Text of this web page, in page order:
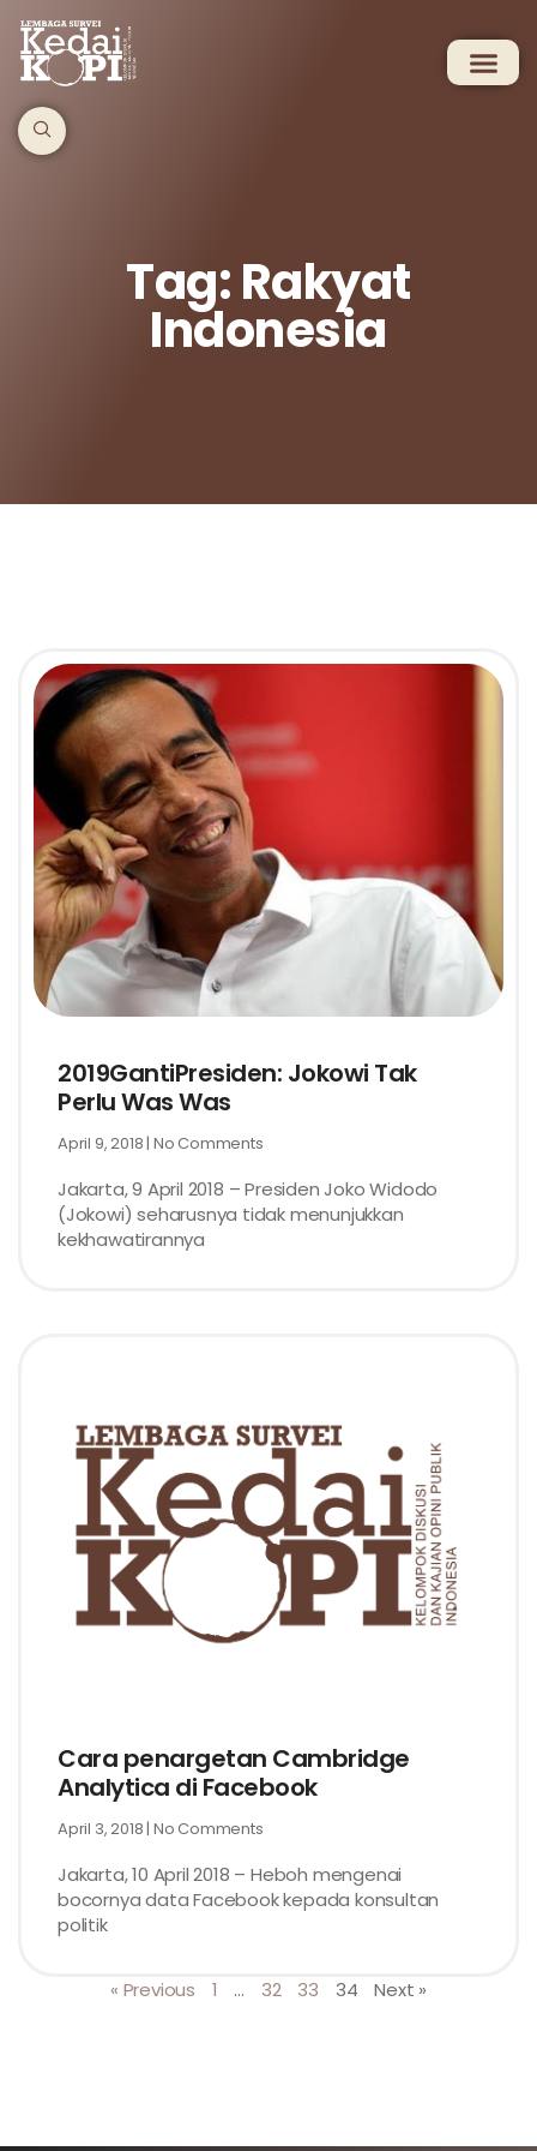
Tag: Rakyat
Indonesia
2019GantiPresiden: Jokowi Tak
Perlu Was Was
April 9, 2018 No Comments
Jakarta, 9 April 2018 – Presiden Joko Widodo
(Jokowi) seharusnya tidak menunjukkan
kekhawatirannya
Cara penargetan Cambridge
Analytica di Facebook
April 3, 2018 No Comments
Jakarta, 10 April 2018 – Heboh mengenai
bocornya data Facebook kepada konsultan
politik
« Previous 1 … 32 33 34 Next »